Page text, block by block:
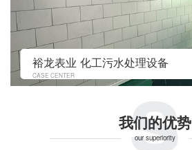
裕龙表业 化工污水处理设备
CASE CENTER s
我们的优势
our superiority